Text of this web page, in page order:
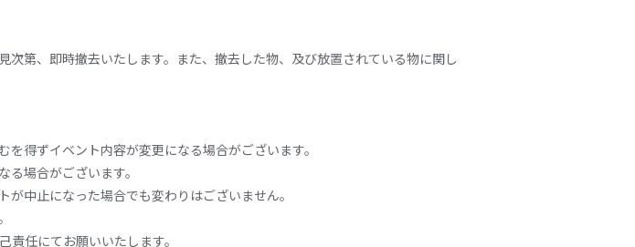
第、即時撤去いたします。また、撤去した物、及び放置されている物に関し
得ずイベント内容が変更になる場合がございます。
場合がございます。
中止になった場合でも変わりはございません。
任にてお願いいたします。